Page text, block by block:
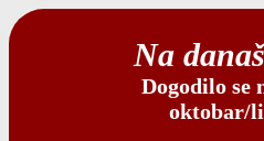
Na
Dogodilo se
oktobar/